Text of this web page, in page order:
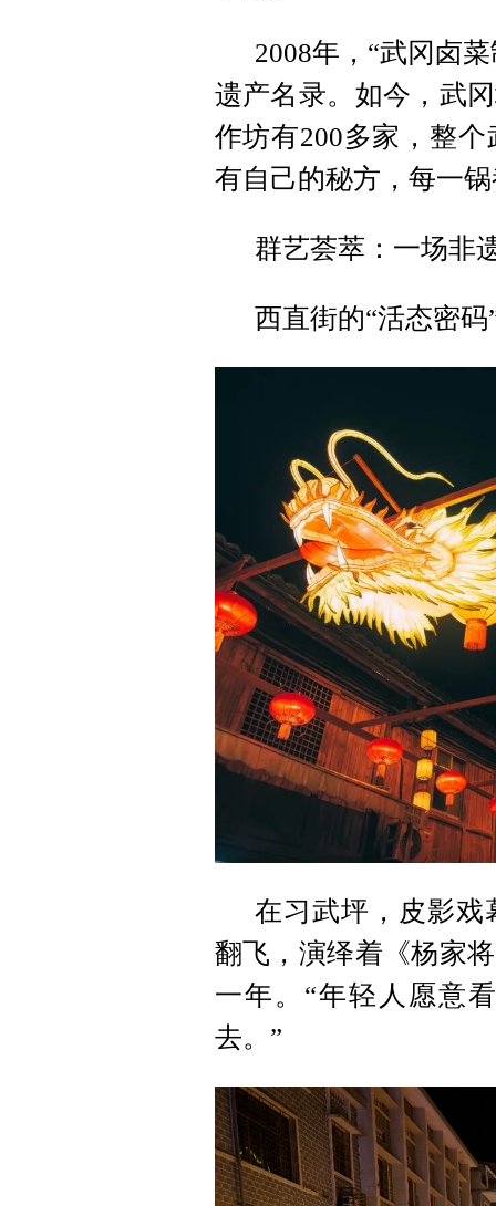
2008年，“武冈卤
遗产名录。如今，武
作坊有200多家，整
有自己的秘方，每一
群艺荟萃：一场非
西直街的“活态密
在习武坪，皮影戏
翻飞，演绎着《杨家
一年。“年轻人愿意
去。”